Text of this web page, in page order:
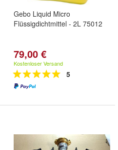
Gebo Liquid Micro
Flüssigdichtmittel - 2L 75012
79,00 €
Kostenloser Versand
5